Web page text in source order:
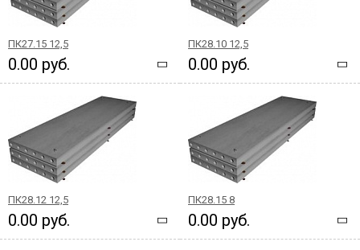
ПК27.15 12,5
0.00 руб.
ПК28.10 12,5
0.00 руб.
ПК28.12 12,5
0.00 руб.
ПК28.15 8
0.00 руб.